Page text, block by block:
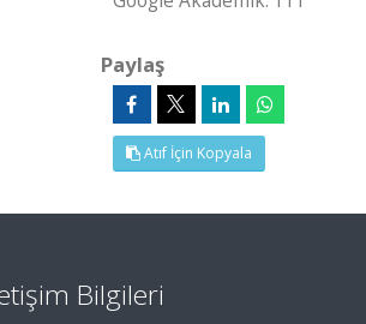
Paylaş
Atıf İçin Kopyala
Bilgileri